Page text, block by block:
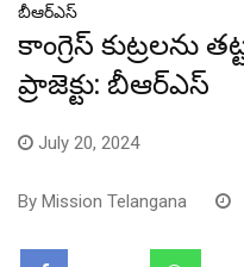
బీఆర్ఎస్
కాంగ్రెస్ కుట్రలను
ప్రాజెక్టు: బీఆర్ఎస్
July 20, 2024
By Mission Telangana